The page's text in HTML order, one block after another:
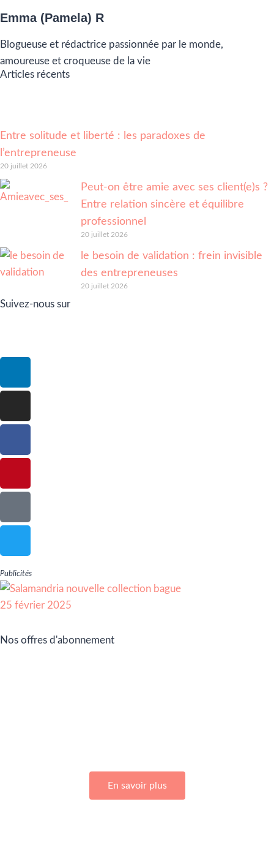
Emma (Pamela) R
Blogueuse et rédactrice passionnée par le monde,
amoureuse et croqueuse de la vie
Articles récents
Entre solitude et liberté : les paradoxes de
l’entrepreneuse
20 juillet 2026
Peut-on être amie avec ses client(e)s ?
Entre relation sincère et équilibre
professionnel
20 juillet 2026
le besoin de validation : frein invisible
des entrepreneuses
20 juillet 2026
Suivez-nous sur
Publicités
Nos offres d'abonnement
En savoir plus